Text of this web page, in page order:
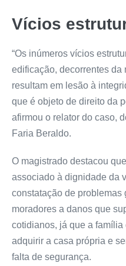
Vícios
“Os inúmeros vícios
edificação, decorrentes da
resultam em lesão à
que é objeto de direito da
afirmou o relator do caso,
Faria Beraldo.
O magistrado destacou
associado à dignidade da
constatação de problemas
moradores a danos que
cotidianos, já que a
adquirir a casa própria e
falta de segurança.